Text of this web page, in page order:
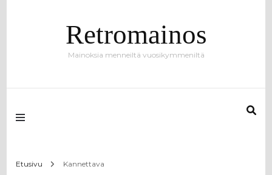
Retromainos
Mainoksia menneiltä vuosikymmeniltä
Etusivu Kannettava